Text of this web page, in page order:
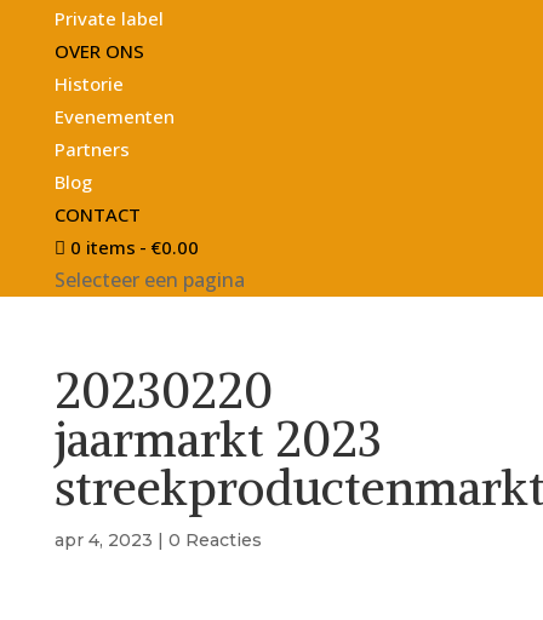
Private label
OVER ONS
Historie
Evenementen
Partners
Blog
CONTACT
0 items
€0.00
Selecteer een pagina
20230220
jaarmarkt 2023
apr 4, 2023 | 0 Reacties